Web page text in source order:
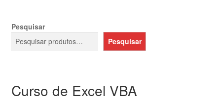
Pesquisar
Pesquisar
Curso de Excel VBA